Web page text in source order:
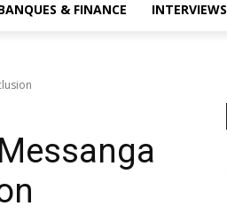
& FINANCE INTERVIEWS